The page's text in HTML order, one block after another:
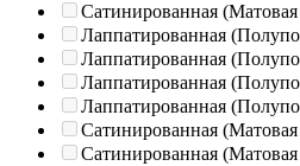
Сатинированная
Лаппатированная
Лаппатированная
Лаппатированная
Лаппатированная
Сатинированная
Сатинированная